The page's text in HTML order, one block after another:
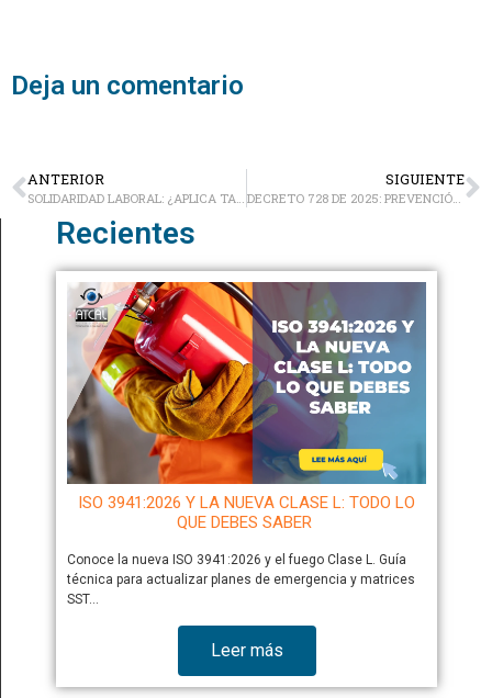
Deja un comentario
ANTERIOR
SOLIDARIDAD LABORAL: ¿APLICA TAMBIÉN A CONTRATISTAS Y SUBCONTRATISTAS?
SIGUIENTE
DECRETO 728 DE 2025: PREVENCIÓN DEL CONSUMO DE DROGAS Y EL CUIDADO DE LA SALUD MENTAL EN EMPRESAS
Recientes
ISO 3941:2026 Y LA NUEVA CLASE L: TODO LO
QUE DEBES SABER
Conoce la nueva ISO 3941:2026 y el fuego Clase L. Guía
técnica para actualizar planes de emergencia y matrices
SST…
Leer más